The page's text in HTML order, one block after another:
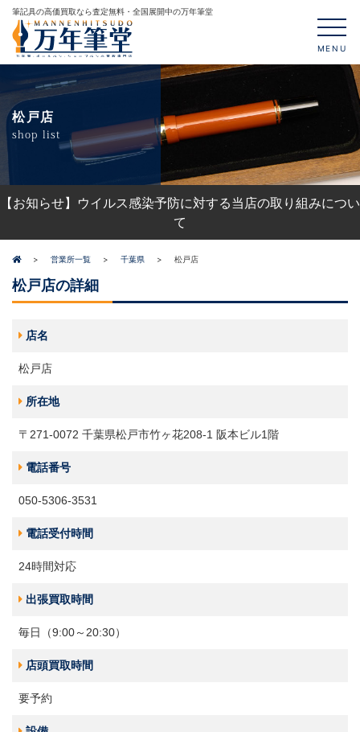
筆記具の高価買取なら査定無料・全国展開中の万年筆堂
MENU
松戸店
shop list
【お知らせ】ウイルス感染予防に対する当店の取り組みについ
て
営業所一覧 千葉県 松戸店
松戸店の詳細
店名
松戸店
所在地
〒271-0072 千葉県松戸市竹ヶ花208-1 阪本ビル1階
電話番号
050-5306-3531
電話受付時間
24時間対応
出張買取時間
毎日（9:00～20:30）
店頭買取時間
要予約